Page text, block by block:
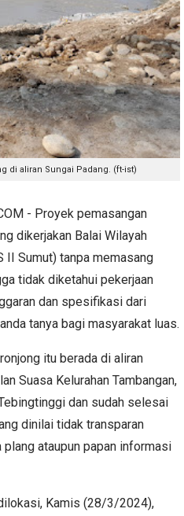
di aliran Sungai Padang. (ft-ist)
- Proyek pemasangan
dikerjakan Balai Wilayah
II Sumut) tanpa memasang
tidak diketahui pekerjaan
dan spesifikasi dari
tanya bagi masyarakat luas.
itu berada di aliran
Suasa Kelurahan Tambangan,
dan sudah selesai
dinilai tidak transparan
ataupun papan informasi
Kamis (28/3/2024),